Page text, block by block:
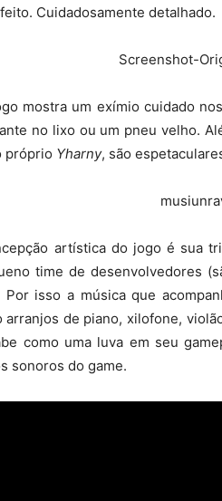
Cuidadosamente detalhado.
mostra um exímio cuidado
no lixo ou um pneu velho.
próprio Yharny, são
artística do jogo é sua
time de desenvolvedores
Por isso a música que
arranjos de piano, xilofone,
como uma luva em seu
sonoros do game.